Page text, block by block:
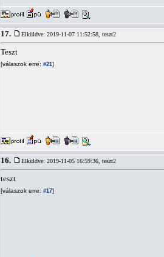
17. Elküldve: 2019-11-07 11:52:58, teszt2
Teszt
[válaszok erre: #21]
16. Elküldve: 2019-11-05 16:59:36, teszt2
teszt
[válaszok erre: #17]